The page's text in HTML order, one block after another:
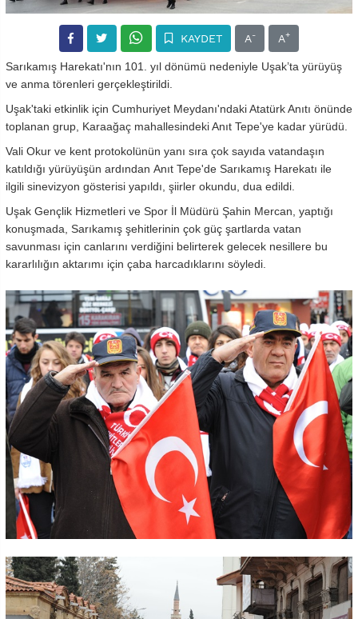
KAYDET A- A+
Sarıkamış Harekatı'nın 101. yıl dönümü nedeniyle Uşak’ta yürüyüş
ve anma törenleri gerçekleştirildi.
Uşak'taki etkinlik için Cumhuriyet Meydanı'ndaki Atatürk Anıtı önünde
toplanan grup, Karaağaç mahallesindeki Anıt Tepe'ye kadar yürüdü.
Vali Okur ve kent protokolünün yanı sıra çok sayıda vatandaşın
katıldığı yürüyüşün ardından Anıt Tepe'de Sarıkamış Harekatı ile
ilgili sinevizyon gösterisi yapıldı, şiirler okundu, dua edildi.
Uşak Gençlik Hizmetleri ve Spor İl Müdürü Şahin Mercan, yaptığı
konuşmada, Sarıkamış şehitlerinin çok güç şartlarda vatan
savunması için canlarını verdiğini belirterek gelecek nesillere bu
kararlılığın aktarımı için çaba harcadıklarını söyledi.